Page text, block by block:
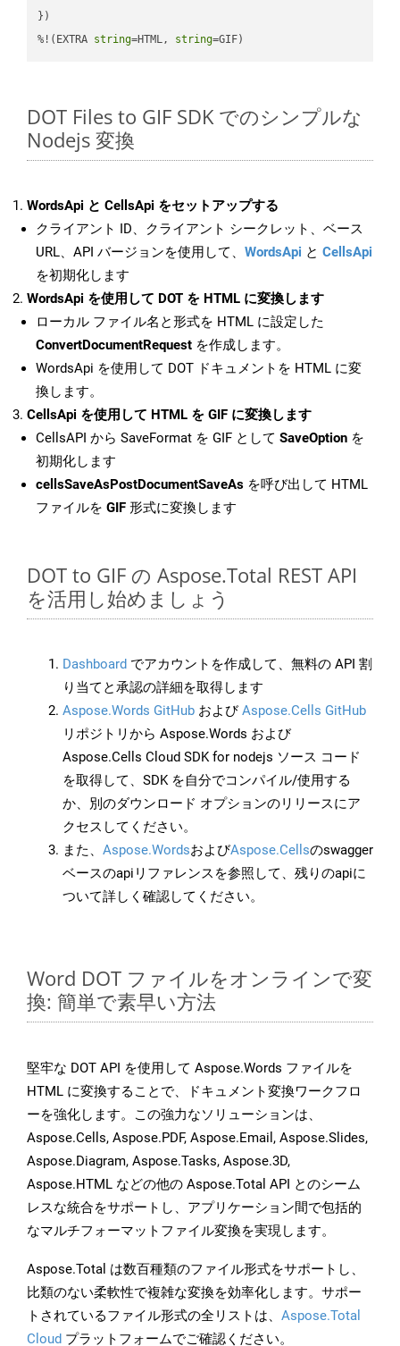
})
%!(EXTRA string=HTML, string=GIF)
DOT Files to GIF SDK でのシンプルな
Nodejs 変換
WordsApi と CellsApi をセットアップする
クライアント ID、クライアント シークレット、ベース
URL、API バージョンを使用して、 WordsApi と CellsApi
を初期化します
WordsApi を使用して DOT を HTML に変換します
ローカル ファイル名と形式を HTML に設定した
ConvertDocumentRequest を作成します。
WordsApi を使用して DOT ドキュメントを HTML に変
換します。
CellsApi を使用して HTML を GIF に変換します
CellsAPI から SaveFormat を GIF として SaveOption を
初期化します
cellsSaveAsPostDocumentSaveAs を呼び出して HTML
ファイルを GIF 形式に変換します
DOT to GIF の Aspose.Total REST API
を活用し始めましょう
Dashboard でアカウントを作成して、無料の API 割
り当てと承認の詳細を取得します
Aspose.Words GitHub およびAspose.Cells GitHub
リポジトリから Aspose.Words および
Aspose.Cells Cloud SDK for nodejs ソース コード
を取得して、SDK を自分でコンパイル/使用する
か、別のダウンロード オプションのリリースにア
クセスしてください。
また、 Aspose.WordsおよびAspose.Cellsのswagger
ベースのapiリファレンスを参照して、残りのapiに
ついて詳しく確認してください。
Word DOT ファイルをオンラインで変
換: 簡単で素早い方法
堅牢な DOT API を使用して Aspose.Words ファイルを
HTML に変換することで、ドキュメント変換ワークフロ
ーを強化します。この強力なソリューションは、
Aspose.Cells, Aspose.PDF, Aspose.Email, Aspose.Slides,
Aspose.Diagram, Aspose.Tasks, Aspose.3D,
Aspose.HTML などの他の Aspose.Total API とのシーム
レスな統合をサポートし、アプリケーション間で包括的
なマルチフォーマットファイル変換を実現します。
Aspose.Total は数百種類のファイル形式をサポートし、
比類のない柔軟性で複雑な変換を効率化します。サポー
トされているファイル形式の全リストは、 Aspose.Total
Cloud プラットフォームでご確認ください。